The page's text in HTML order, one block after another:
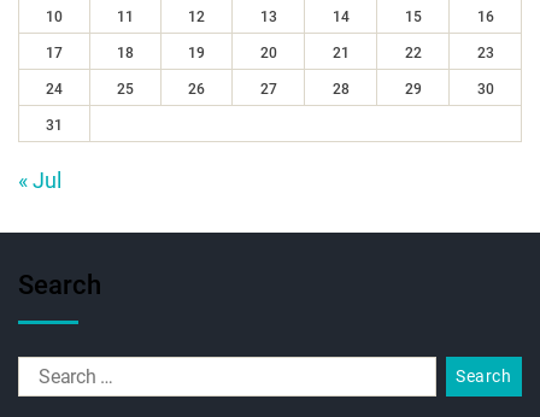
10 11 12 13 14 15 16
17 18 19 20 21 22 23
24 25 26 27 28 29 30
31
« Jul
Search